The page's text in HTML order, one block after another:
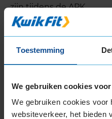
Toestemming
We gebruiken cookies
We gebruiken cookies voor
websiteverkeer, het bieden
zijn tijdens de APK.